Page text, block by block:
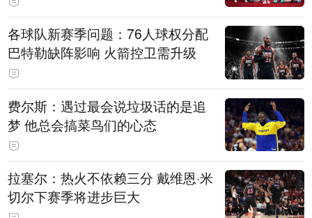
各球队新赛季问题：76人球权分配
巴特勒缺阵影响 火箭控卫需升级
费尔斯：遇过最会说垃圾话的是追
梦 他总会搞菜鸟们的心态
拉塞尔：热火不依赖三分 戴维恩·米
切尔下赛季将进步巨大